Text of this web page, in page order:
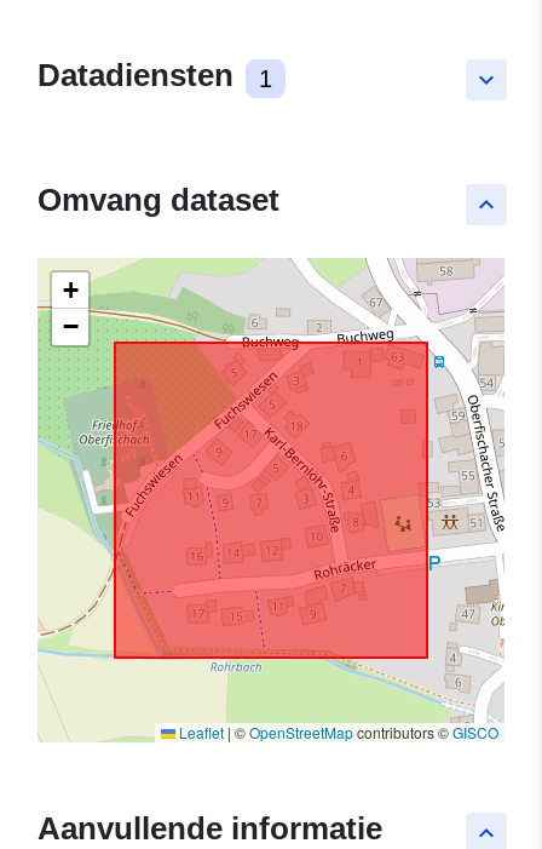
keyboard_arrow_down
Datadiensten 1
keyboard_arrow_up
Omvang dataset
+
−
Leaflet | ©OpenStreetMapcontributors ©GISCO
keyboard_arrow_up
Aanvullende informatie